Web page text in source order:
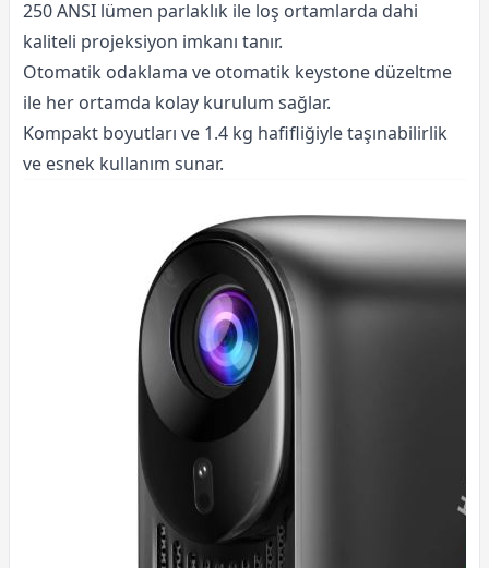
250 ANSI lümen parlaklık ile loş ortamlarda dahi
kaliteli projeksiyon imkanı tanır.
Otomatik odaklama ve otomatik keystone düzeltme
ile her ortamda kolay kurulum sağlar.
Kompakt boyutları ve 1.4 kg hafifliğiyle taşınabilirlik
ve esnek kullanım sunar.